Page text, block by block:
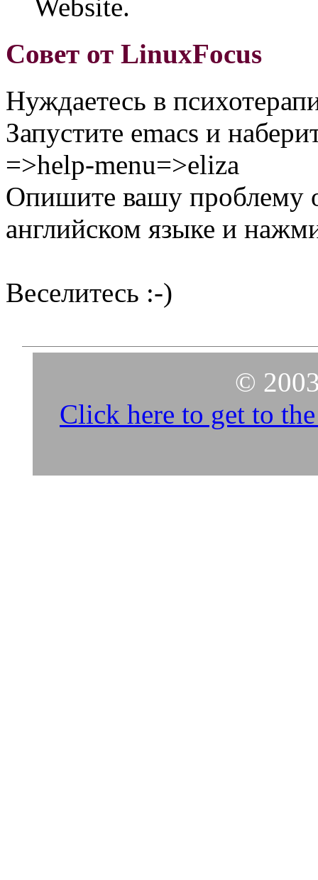
Website.
Совет от LinuxFocus
Нуждаетесь в
Запустите emacs и
=>help-menu=>eliza
Опишите вашу проблему
английском языке и
Веселитесь :-)
©
Click here to get to